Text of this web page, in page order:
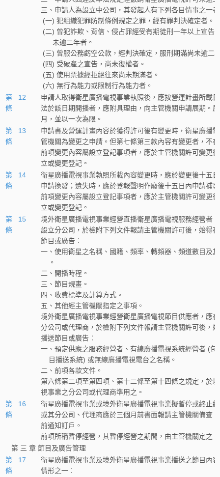
三、申請人為設立中公司，其發起人有下列各目情事之一
(一) 犯組織犯罪防制條例規定之罪，經有罪判決確定者。
(二) 曾犯詐欺、背信、侵占罪經受有期徒刑一年以上宣告
      未逾二年者。
(三) 曾服公務虧空公款，經判決確定，服刑期滿尚未逾二
(四) 受破產之宣告，尚未復權者。
(五) 使用票據經拒絕往來尚未期滿者。
(六) 無行為能力或限制行為能力者。
第 12
條
申請人取得衛星廣播電視事業執照後，應按營運計畫所載
法於該日期開播者，應附具理由，向主管機關申請展期。
月，並以一次為限。
第 13
條
申請書及營運計畫內容於獲得許可後有變更時，衛星廣播
管機關為變更之申請。但第七條第三款內容有變更者，不
前項變更內容屬設立登記事項者，應於主管機關許可變更
立或變更登記。
第 14
條
衛星廣播電視事業執照所載內容變更時，應於變更後十五
申請換發；遺失時，應於登報聲明作廢後十五日內申請補
前項變更內容屬設立登記事項者，應於主管機關許可變更
立或變更登記。
第 15
條
境外衛星廣播電視事業經營直播衛星廣播電視服務經營者
設立分公司，於檢附下列文件報請主管機關許可後，始得
節目或廣告︰
一、使用衛星之名稱、國籍、頻率、轉頻器、頻道數目及
    。
二、開播時程。
三、節目規畫。
四、收費標準及計算方式。
五、其他經主管機關指定之事項。
境外衛星廣播電視事業經營衛星廣播電視節目供應者，應
分公司或代理商，於檢附下列文件報請主管機關許可後，
播送節目或廣告︰
一、預定供應之服務經營者、有線廣播電視系統經營者 (包
    目播送系統) 或無線廣播電視電台之名稱。
二、前項各款文件。
第六條第二項至第四項、第十二條至第十四條之規定，於
視事業之分公司或代理商準用之。
第 16
條
衛星廣播電視事業或境外衛星廣播電視事業擬暫停或終止
或其分公司、代理商應於三個月前書面報請主管機關備查
前通知訂戶。
前項所稱暫停經營，其暫停經營之期間，由主管機關定之。
第 三 章 節目及廣告管理
第 17
條
衛星廣播電視事業及境外衛星廣播電視事業播送之節目內
情形之一︰